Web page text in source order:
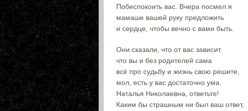
Побеспокоить вас. Вчера посмел я
мамаше вашей руку предложить
и сердце, чтобы вечно с вами быть.
Они сказали, что от вас зависит.
что вы и без родителей сама
всё про судьбу и жизнь свою решите,
мол, есть у вас достаточно ума.
Наталья Николаевна, ответьте!
Каким бы страшным ни был ваш ответ,